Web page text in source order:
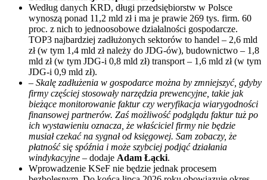
Według danych KRD, długi przedsiębiorstw w Polsce
wynoszą ponad 11,2 mld zł i ma je prawie 269 tys. firm. 60
proc. z nich to jednoosobowe działalności gospodarcze.
TOP3 najbardziej zadłużonych sektorów to handel – 2,6 mld
zł (w tym 1,4 mld zł należy do JDG-ów), budownictwo – 1,8
mld zł (w tym JDG-i 0,8 mld zł) transport – 1,6 mld zł (w tym
JDG-i 0,9 mld zł).
– Skalę zadłużenia w gospodarce można by zmniejszyć, gdyby
firmy częściej stosowały narzędzia prewencyjne, takie jak
bieżące monitorowanie faktur czy weryfikacja wiarygodności
finansowej partnerów. Zaś możliwość podglądu faktur tuż po
ich wystawieniu oznacza, że właściciel firmy nie będzie
musiał czekać na sygnał od księgowej. Sam zobaczy, że
płatność się spóźnia i może szybciej podjąć działania
windykacyjne – dodaje Adam Łącki.
Wprowadzenie KSeF nie będzie jednak procesem